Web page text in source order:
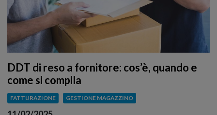
DDT di reso a fornitore: cos’è, quando e
come si compila
FATTURAZIONE GESTIONE MAGAZZINO